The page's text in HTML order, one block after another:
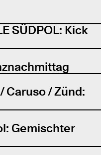
SÜDPOL: Kick
Caruso / Zünd:
Gemischter